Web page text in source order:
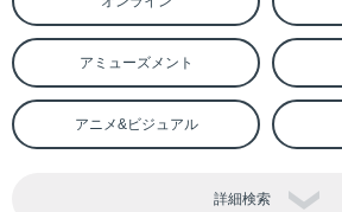
アミューズメント
アニメ&ビジュアル
詳細検索